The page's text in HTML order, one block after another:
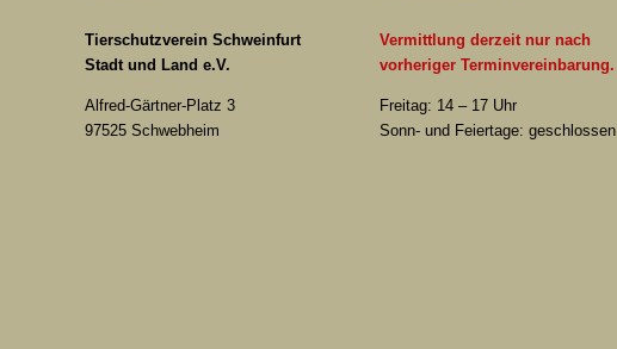
Tierschutzverein Schweinfurt
Stadt und Land e.V.
Alfred-Gärtner-Platz 3
97525 Schwebheim
Vermittlung derzeit nur nach
vorheriger Terminvereinbarung.
Freitag: 14 – 17 Uhr
Sonn- und Feiertage: geschlossen